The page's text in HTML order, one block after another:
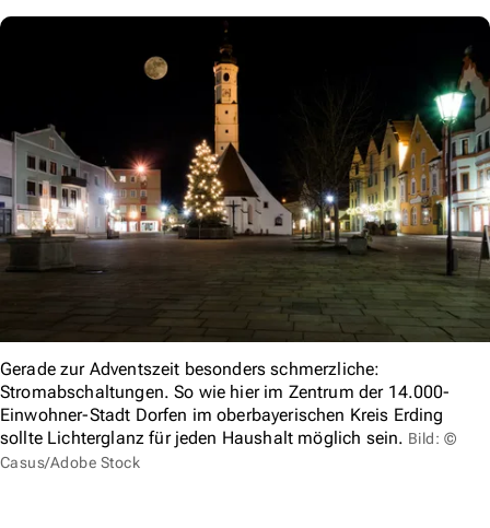
Gerade zur Adventszeit besonders schmerzliche:
Stromabschaltungen. So wie hier im Zentrum der 14.000-
Einwohner-Stadt Dorfen im oberbayerischen Kreis Erding
sollte Lichterglanz für jeden Haushalt möglich sein. Bild: ©
Casus/Adobe Stock